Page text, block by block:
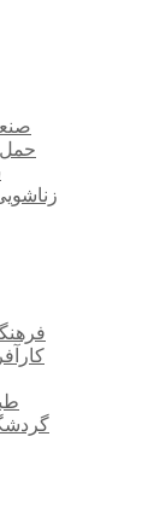
حمل